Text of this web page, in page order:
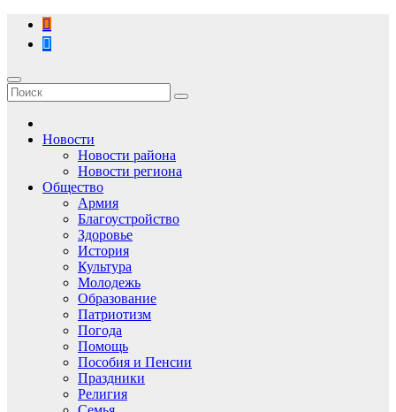
Перейти
содержимому
Новости
Новости района
Новости региона
Общество
Армия
Благоустройство
Здоровье
История
Культура
Молодежь
Образование
Патриотизм
Погода
Помощь
Пособия и Пенсии
Праздники
Религия